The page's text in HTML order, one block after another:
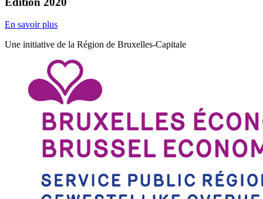
En savoir plus
Une initiative de la Région de Bruxelles-Capitale